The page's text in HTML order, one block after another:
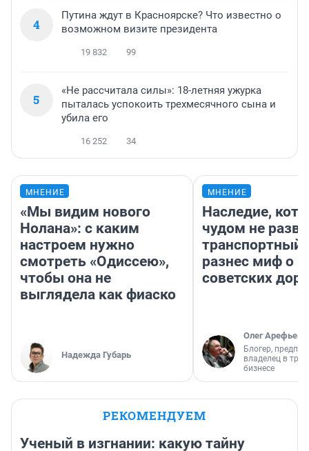
4
Путина ждут в Красноярске? Что известно о
возможном визите президента
19 832 99
5
«Не рассчитала силы»: 18-летняя ужурка
пыталась успокоить трехмесячного сына и
убила его
16 252 34
МНЕНИЕ
«Мы видим нового
Нолана»: с каким
настроем нужно
смотреть «Одиссею»,
чтобы она не
выглядела как фиаско
Надежда Губарь
МНЕНИЕ
Наследие,
чудом не
транспортный
разнес миф о
советских
Олег Арефьев
Блогер,
владелец в
бизнесе
РЕКОМЕНДУЕМ
Ученый в изгнании: какую тайну